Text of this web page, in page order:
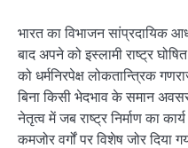
भारत का विभाजन सांप्रदायिक
बाद अपने को इस्लामी राष्ट्र
को धर्मनिरपेक्ष लोकतान्त्रिक
बिना किसी भेदभाव के समान
नेतृत्व में जब राष्ट्र निर्माण का
कमजोर वर्गों पर विशेष जोर दिया